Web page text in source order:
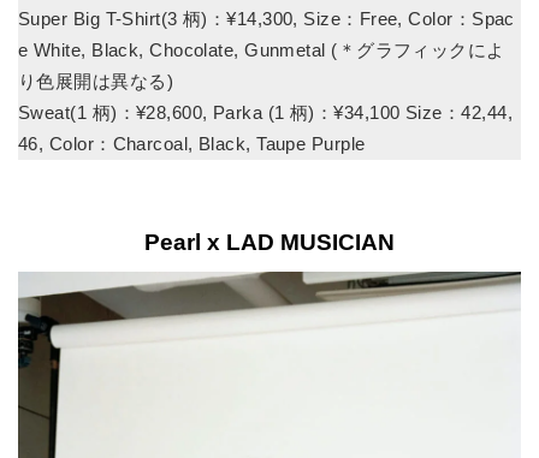
Super Big T-Shirt(3 柄)：¥14,300, Size：Free, Color：Spac
e White, Black, Chocolate, Gunmetal (＊グラフィックによ
り色展開は異なる)
Sweat(1 柄)：¥28,600, Parka (1 柄)：¥34,100 Size：42,44,
46, Color：Charcoal, Black, Taupe Purple
Pearl x LAD MUSICIAN